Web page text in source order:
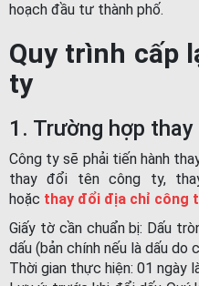
hoạch đầu tư thành phố.
Quy trình cấp
ty
1. Trường hợp
Công ty sẽ phải tiến hành
thay đổi tên công ty,
hoặc thay đổi địa chỉ công
Giấy tờ cần chuẩn bị: Dấu
dấu (bản chính nếu là dấu do
Thời gian thực hiện: 01 ngày